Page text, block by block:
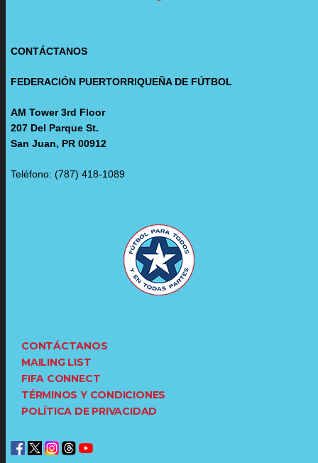
CONTÁCTANOS
FEDERACIÓN PUERTORRIQUEÑA DE FÚTBOL
AM Tower 3rd Floor
207 Del Parque St.
San Juan, PR 00912
Teléfono: (787) 418-1089
CONTÁCTANOS
MAILING LIST
FIFA CONNECT
TÉRMINOS Y CONDICIONES
POLÍTICA DE PRIVACIDAD